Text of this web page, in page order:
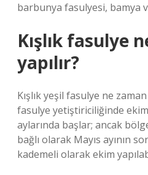
barbunya fasulyesi, bamya
Kışlık fasulye
yapılır?
Kışlık yeşil fasulye ne
fasulye yetiştiriciliğinde
aylarında başlar; ancak
bağlı olarak Mayıs ayının
kademeli olarak ekim